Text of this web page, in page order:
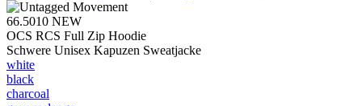
66.5010 NEW
OCS RCS Full Zip Hoodie
Schwere Unisex Kapuzen Sweatjacke
white
black
charcoal